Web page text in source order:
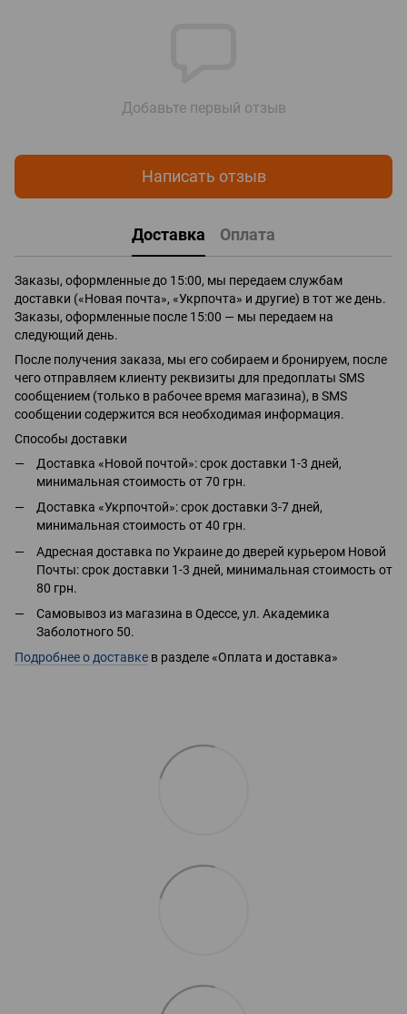
Добавьте первый отзыв
Написать отзыв
Доставка Оплата
Заказы, оформленные до 15:00, мы передаем службам
доставки («Новая почта», «Укрпочта» и другие) в тот же день.
Заказы, оформленные после 15:00 — мы передаем на
следующий день.
После получения заказа, мы его собираем и бронируем, после
чего отправляем клиенту реквизиты для предоплаты SMS
сообщением (только в рабочее время магазина), в SMS
сообщении содержится вся необходимая информация.
Способы доставки
Доставка «Новой почтой»: срок доставки 1-3 дней,
минимальная стоимость от 70 грн.
Доставка «Укрпочтой»: срок доставки 3-7 дней,
минимальная стоимость от 40 грн.
Адресная доставка по Украине до дверей курьером Новой
Почты: срок доставки 1-3 дней, минимальная стоимость от
80 грн.
Самовывоз из магазина в Одессе, ул. Академика
Заболотного 50.
Подробнее о доставке в разделе «Оплата и доставка»